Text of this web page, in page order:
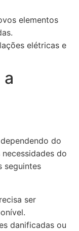
elementos
elétricas e
do
do
seguintes
ser
danificadas ou